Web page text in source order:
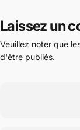
Laissez un
Veuillez noter que
d'être publiés.